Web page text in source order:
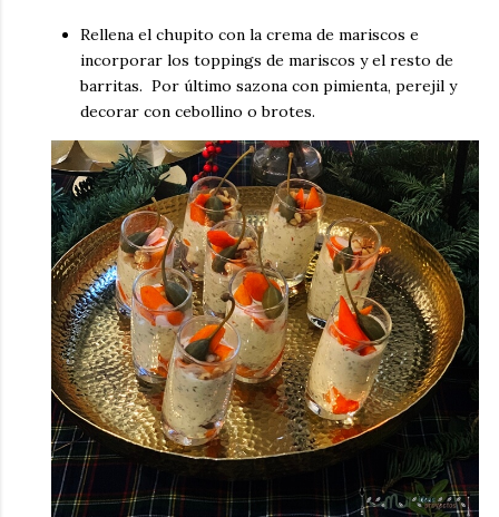
Rellena el chupito con la crema de mariscos e
incorporar los toppings de mariscos y el resto de
barritas. Por último sazona con pimienta, perejil y
decorar con cebollino o brotes.